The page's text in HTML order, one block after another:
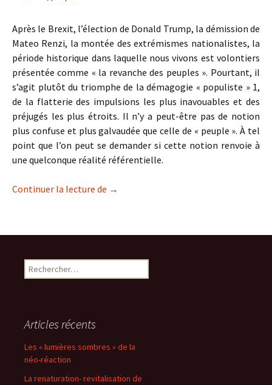
Après le Brexit, l’élection de Donald Trump, la démission de
Mateo Renzi, la montée des extrémismes nationalistes, la
période historique dans laquelle nous vivons est volontiers
présentée comme « la revanche des peuples ». Pourtant, il
s’agit plutôt du triomphe de la démagogie « populiste » 1,
de la flatterie des impulsions les plus inavouables et des
préjugés les plus étroits. Il n’y a peut-être pas de notion
plus confuse et plus galvaudée que celle de « peuple ». À tel
point que l’on peut se demander si cette notion renvoie à
une quelconque réalité référentielle.
Continuer la lecture de Où est le peuple ?
→
Rechercher :
Articles récents
Les « lumières sombres » de la
néo-réaction
La renaturation- revitalisation de